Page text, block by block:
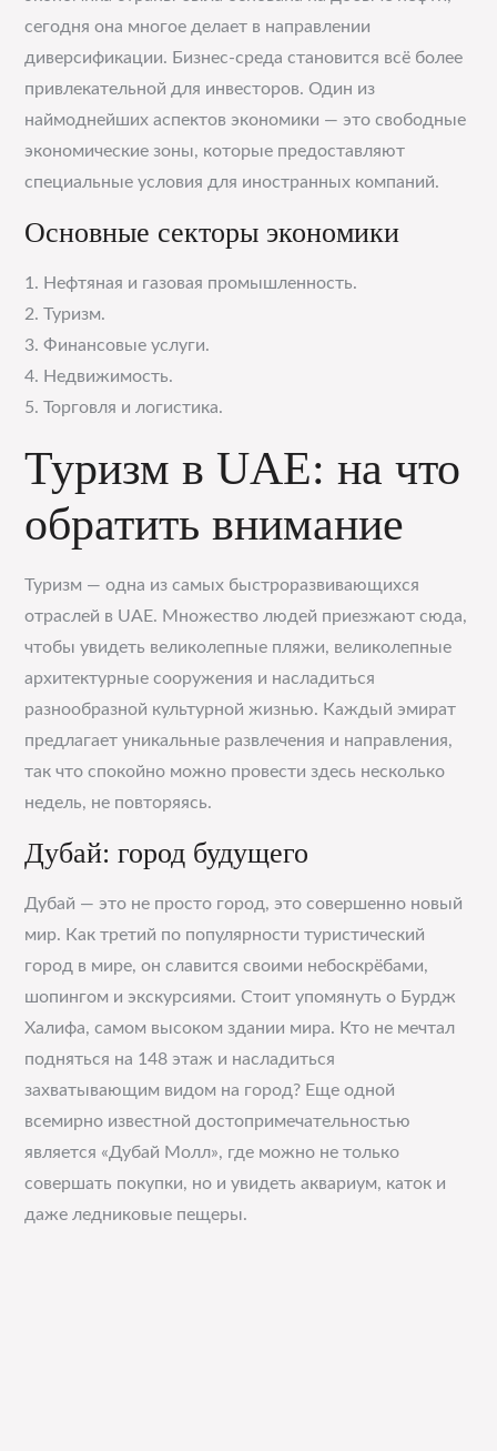
сегодня она многое делает в направлении
диверсификации. Бизнес-среда становится всё более
привлекательной для инвесторов. Один из
наймоднейших аспектов экономики — это свободные
экономические зоны, которые предоставляют
специальные условия для иностранных компаний.
Основные секторы экономики
1. Нефтяная и газовая промышленность.
2. Туризм.
3. Финансовые услуги.
4. Недвижимость.
5. Торговля и логистика.
Туризм в UAE: на что
обратить внимание
Туризм — одна из самых быстроразвивающихся
отраслей в UAE. Множество людей приезжают сюда,
чтобы увидеть великолепные пляжи, великолепные
архитектурные сооружения и насладиться
разнообразной культурной жизнью. Каждый эмират
предлагает уникальные развлечения и направления,
так что спокойно можно провести здесь несколько
недель, не повторяясь.
Дубай: город будущего
Дубай — это не просто город, это совершенно новый
мир. Как третий по популярности туристический
город в мире, он славится своими небоскрёбами,
шопингом и экскурсиями. Стоит упомянуть о Бурдж
Халифа, самом высоком здании мира. Кто не мечтал
подняться на 148 этаж и насладиться
захватывающим видом на город? Еще одной
всемирно известной достопримечательностью
является «Дубай Молл», где можно не только
совершать покупки, но и увидеть аквариум, каток и
даже ледниковые пещеры.